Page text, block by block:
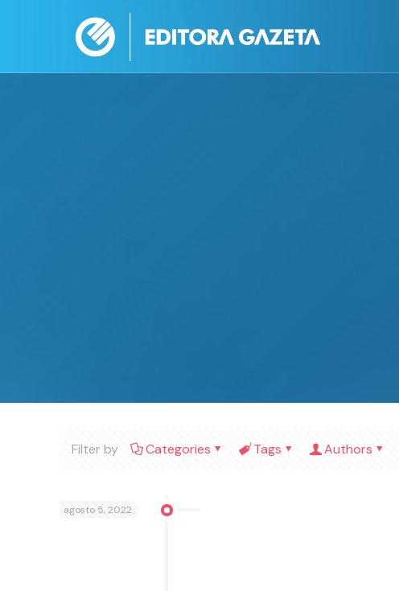
Filter by Categories Tags Authors
agosto 5, 2022